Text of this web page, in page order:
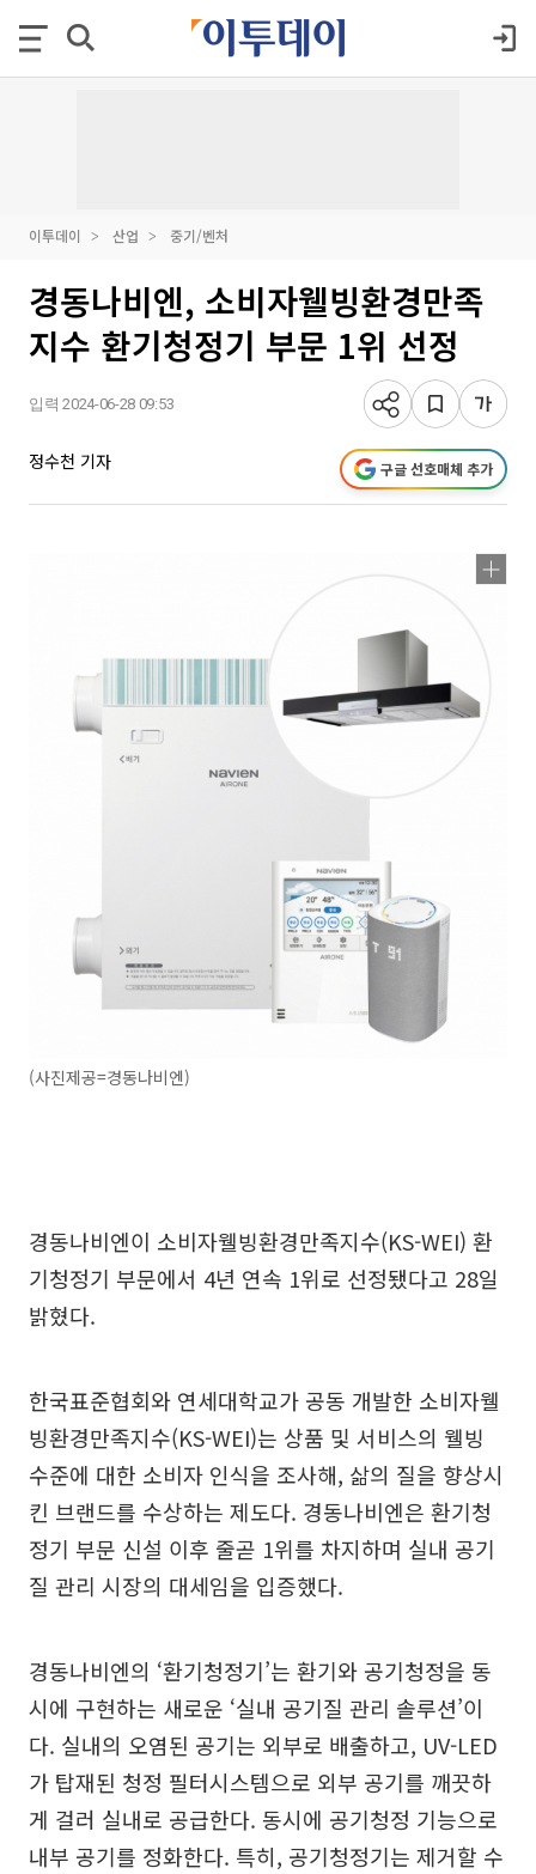
이투데이 산업 중기/벤처
경동나비엔, 소비자웰빙환경만족
지수 환기청정기 부문 1위 선정
입력 2024-06-28 09:53
정수천 기자 구글 선호매체 추가
(사진제공=경동나비엔)
경동나비엔이 소비자웰빙환경만족지수(KS-WEI) 환
기청정기 부문에서 4년 연속 1위로 선정됐다고 28일
밝혔다.
한국표준협회와 연세대학교가 공동 개발한 소비자웰
빙환경만족지수(KS-WEI)는 상품 및 서비스의 웰빙
수준에 대한 소비자 인식을 조사해, 삶의 질을 향상시
킨 브랜드를 수상하는 제도다. 경동나비엔은 환기청
정기 부문 신설 이후 줄곧 1위를 차지하며 실내 공기
질 관리 시장의 대세임을 입증했다.
경동나비엔의 ‘환기청정기’는 환기와 공기청정을 동
시에 구현하는 새로운 ‘실내 공기질 관리 솔루션’이
다. 실내의 오염된 공기는 외부로 배출하고, UV-LED
가 탑재된 청정 필터시스템으로 외부 공기를 깨끗하
게 걸러 실내로 공급한다. 동시에 공기청정 기능으로
내부 공기를 정화한다. 특히, 공기청정기는 제거할 수